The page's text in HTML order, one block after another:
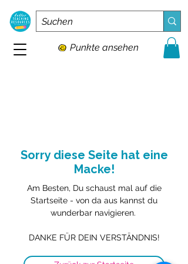
Punkte ansehen
Sorry diese Seite hat eine
Macke!
Am Besten, Du schaust mal auf die
Startseite - von da aus kannst du
wunderbar navigieren.
DANKE FÜR DEIN VERSTÄNDNIS!